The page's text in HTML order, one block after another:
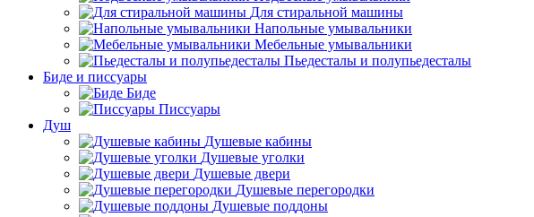
Для стиральной машины
Напольные умывальники
Мебельные умывальники
Пьедесталы и полупьедесталы
Биде и писсуары
Биде
Писсуары
Душ
Душевые кабины
Душевые уголки
Душевые двери
Душевые перегородки
Душевые поддоны